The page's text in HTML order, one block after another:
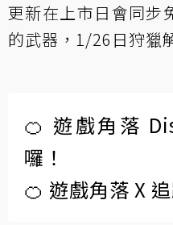
更新在上市日會同步
的武器，1/26日狩獵
🍊 遊戲角落
囉！
🍊 遊戲角落 X